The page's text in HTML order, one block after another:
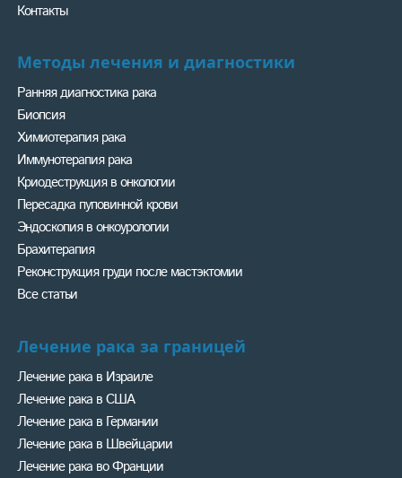
Контакты
Методы лечения и диагностики
Ранняя диагностика рака
Биопсия
Химиотерапия рака
Иммунотерапия рака
Криодеструкция в онкологии
Пересадка пуповинной крови
Эндоскопия в онкоурологии
Брахитерапия
Реконструкция груди после мастэктомии
Все статьи
Лечение рака за границей
Лечение рака в Израиле
Лечение рака в США
Лечение рака в Германии
Лечение рака в Швейцарии
Лечение рака во Франции